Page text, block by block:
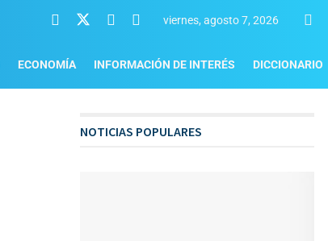
viernes, agosto 7, 2026
ECONOMÍA INFORMACIÓN DE INTERÉS DICCIONARIO
NOTICIAS POPULARES